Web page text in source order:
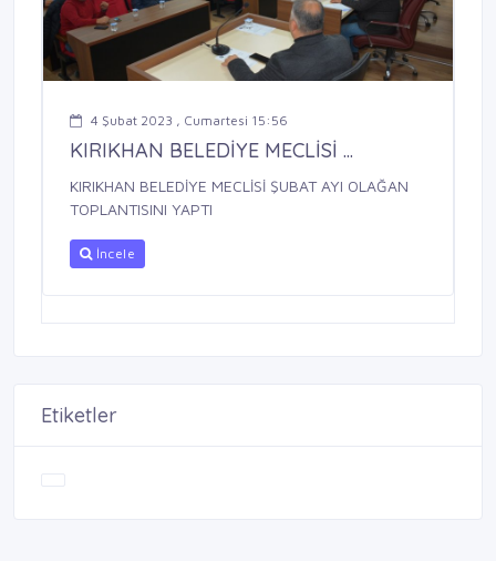
4 Şubat 2023 , Cumartesi 15:56
KIRIKHAN BELEDİYE MECLİSİ ...
KIRIKHAN BELEDİYE MECLİSİ ŞUBAT AYI OLAĞAN
TOPLANTISINI YAPTI
İncele
Etiketler